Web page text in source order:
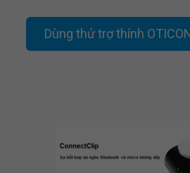
Dùng thử trợ thính